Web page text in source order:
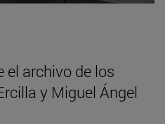
el archivo de los
y Miguel Ángel